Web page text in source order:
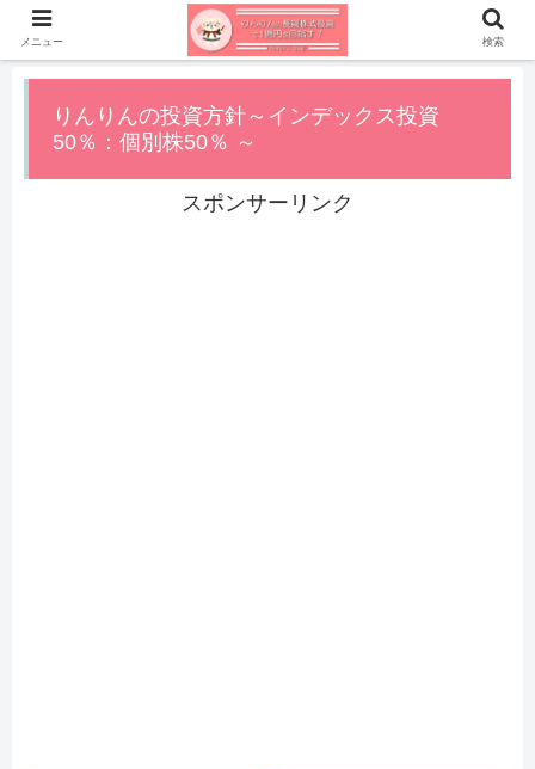
りんりんの投資方針～インデックス投資
50％：個別株50％ ～
スポンサーリンク
メニュー 検索